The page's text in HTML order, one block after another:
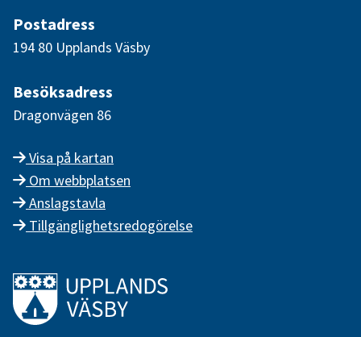
Postadress
194 80 Upplands Väsby
Besöksadress
Dragonvägen 86
Visa på kartan
Om webbplatsen
Anslagstavla
Tillgänglighetsredogörelse